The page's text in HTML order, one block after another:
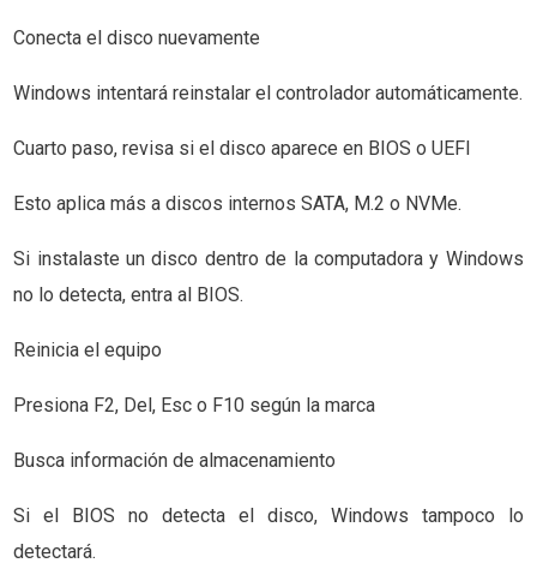
Conecta el disco nuevamente
Windows intentará reinstalar el controlador automáticamente.
Cuarto paso, revisa si el disco aparece en BIOS o UEFI
Esto aplica más a discos internos SATA, M.2 o NVMe.
Si instalaste un disco dentro de la computadora y Windows
no lo detecta, entra al BIOS.
Reinicia el equipo
Presiona F2, Del, Esc o F10 según la marca
Busca información de almacenamiento
Si el BIOS no detecta el disco, Windows tampoco lo
detectará.